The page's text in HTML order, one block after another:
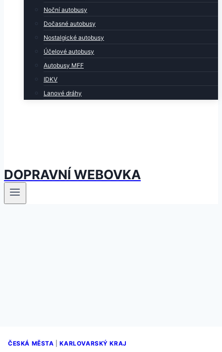
Noční autobusy
Dočasné autobusy
Nostalgické autobusy
Účelové autobusy
Autobusy MFF
IDKV
Lanové dráhy
DOPRAVNÍ WEBOVKA
ČESKÁ MĚSTA |KARLOVARSKÝ KRAJ